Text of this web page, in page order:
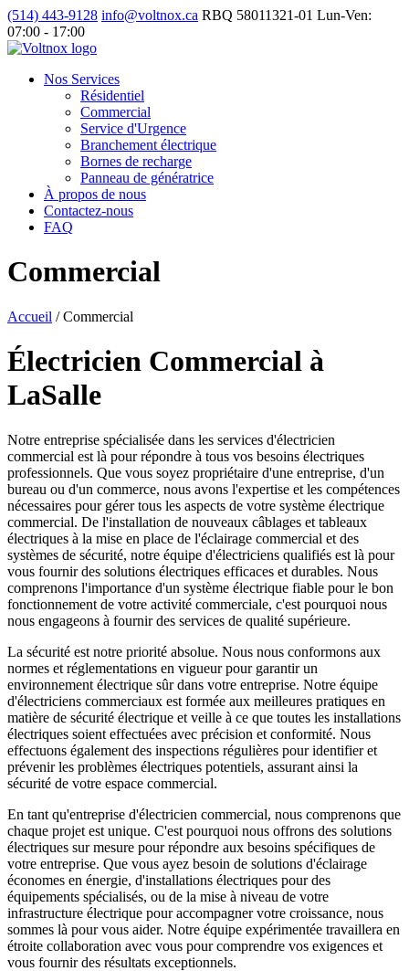
(514) 443-9128 info@voltnox.ca RBQ 58011321-01 Lun-Ven:
07:00 - 17:00
Nos Services
Résidentiel
Commercial
Service d'Urgence
Branchement électrique
Bornes de recharge
Panneau de génératrice
À propos de nous
Contactez-nous
FAQ
Commercial
Accueil / Commercial
Électricien Commercial à
LaSalle
Notre entreprise spécialisée dans les services d'électricien
commercial est là pour répondre à tous vos besoins électriques
professionnels. Que vous soyez propriétaire d'une entreprise, d'un
bureau ou d'un commerce, nous avons l'expertise et les compétences
nécessaires pour gérer tous les aspects de votre système électrique
commercial. De l'installation de nouveaux câblages et tableaux
électriques à la mise en place de l'éclairage commercial et des
systèmes de sécurité, notre équipe d'électriciens qualifiés est là pour
vous fournir des solutions électriques efficaces et durables. Nous
comprenons l'importance d'un système électrique fiable pour le bon
fonctionnement de votre activité commerciale, c'est pourquoi nous
nous engageons à fournir des services de qualité supérieure.
La sécurité est notre priorité absolue. Nous nous conformons aux
normes et réglementations en vigueur pour garantir un
environnement électrique sûr dans votre entreprise. Notre équipe
d'électriciens commerciaux est formée aux meilleures pratiques en
matière de sécurité électrique et veille à ce que toutes les installations
électriques soient effectuées avec précision et conformité. Nous
effectuons également des inspections régulières pour identifier et
prévenir les problèmes électriques potentiels, assurant ainsi la
sécurité de votre espace commercial.
En tant qu'entreprise d'électricien commercial, nous comprenons que
chaque projet est unique. C'est pourquoi nous offrons des solutions
électriques sur mesure pour répondre aux besoins spécifiques de
votre entreprise. Que vous ayez besoin de solutions d'éclairage
économes en énergie, d'installations électriques pour des
équipements spécialisés, ou de la mise à niveau de votre
infrastructure électrique pour accompagner votre croissance, nous
sommes là pour vous aider. Notre équipe expérimentée travaillera en
étroite collaboration avec vous pour comprendre vos exigences et
vous fournir des résultats exceptionnels.